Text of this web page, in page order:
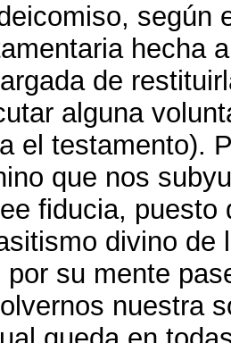
según
hecha
de
alguna
el testamento).
que nos
fiducia, puesto
divino de
por su mente
nuestra